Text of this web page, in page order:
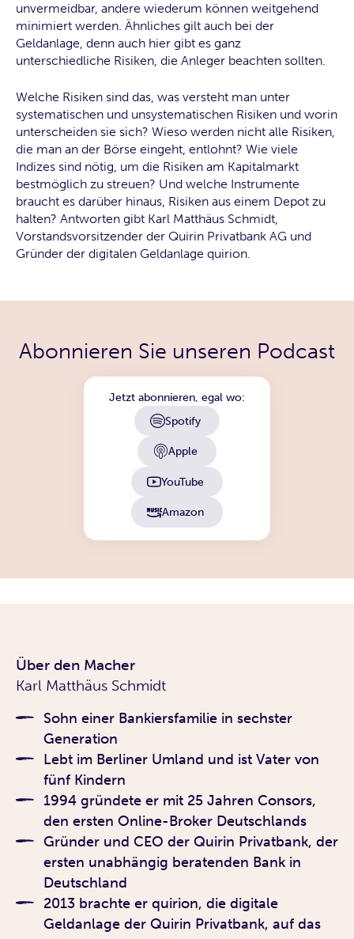
unvermeidbar, andere wiederum können weitgehend
minimiert werden. Ähnliches gilt auch bei der
Geldanlage, denn auch hier gibt es ganz
unterschiedliche Risiken, die Anleger beachten sollten.
Welche Risiken sind das, was versteht man unter
systematischen und unsystematischen Risiken und worin
unterscheiden sie sich? Wieso werden nicht alle Risiken,
die man an der Börse eingeht, entlohnt? Wie viele
Indizes sind nötig, um die Risiken am Kapitalmarkt
bestmöglich zu streuen? Und welche Instrumente
braucht es darüber hinaus, Risiken aus einem Depot zu
halten? Antworten gibt Karl Matthäus Schmidt,
Vorstandsvorsitzender der Quirin Privatbank AG und
Gründer der digitalen Geldanlage quirion.
Abonnieren Sie unseren Podcast
Jetzt abonnieren, egal wo:
Spotify
Apple
YouTube
Amazon
Über den Macher
Karl Matthäus Schmidt
Sohn einer Bankiersfamilie in sechster
Generation
Lebt im Berliner Umland und ist Vater von
fünf Kindern
1994 gründete er mit 25 Jahren Consors,
den ersten Online-Broker Deutschlands
Gründer und CEO der Quirin Privatbank, der
ersten unabhängig beratenden Bank in
Deutschland
2013 brachte er quirion, die digitale
Geldanlage der Quirin Privatbank, auf das